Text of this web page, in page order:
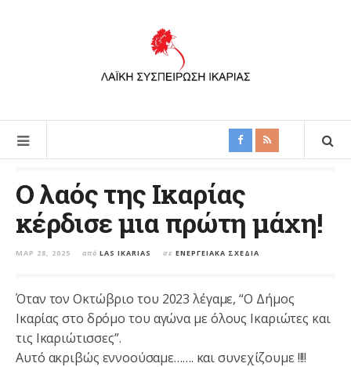
Ο λαός της Ικαρίας
κέρδισε μια πρώτη μάχη!
ΜΑΡ 28, 2025 από LAS IKARIAS σε ΕΝΕΡΓΕΙΑΚΆ ΣΧΈΔΙΑ
Όταν τον Οκτώβριο του 2023 λέγαμε, “Ο Δήμος
Ικαρίας στο δρόμο του αγώνα με όλους Ικαριώτες και
τις Ικαριώτισσες”.
Αυτό ακριβώς εννοούσαμε……. και συνεχίζουμε !!!!